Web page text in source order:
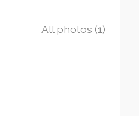
All photos (1)